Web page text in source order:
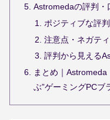
Astromedaの評判・
ポジティブな評
注意点・ネガテ
評判から見える
まとめ｜Astromeda
ぶ”ゲーミングPCブ